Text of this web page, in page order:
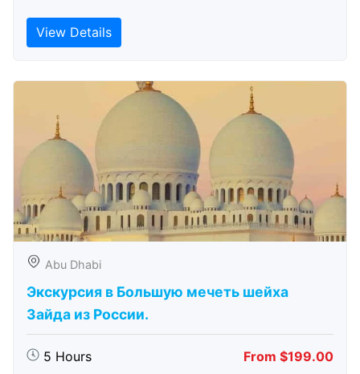
View Details
Abu Dhabi
Экскурсия в Большую мечеть шейха
Зайда из России.
5 Hours From $199.00